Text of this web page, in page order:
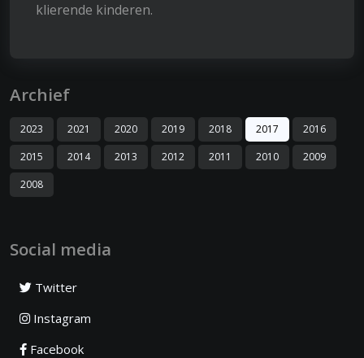
klierende kinderen.
Archief
2023 2021 2020 2019 2018 2017
2016
2015
2014 2013 2012 2011 2010
2009
2008
Social media
Twitter
Instagram
Facebook